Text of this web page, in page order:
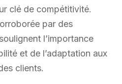
clé de compétitivité.
par des
l’importance
et de l’adaptation aux
clients.